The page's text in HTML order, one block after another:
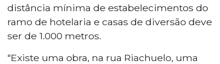
distância mínima de estabelecimentos do
ramo de hotelaria e casas de diversão deve
ser de 1.000 metros.
“Existe uma obra, na rua Riachuelo, uma